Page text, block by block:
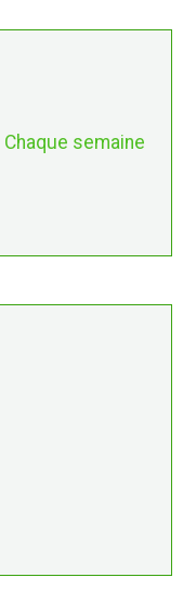
Chaque semaine